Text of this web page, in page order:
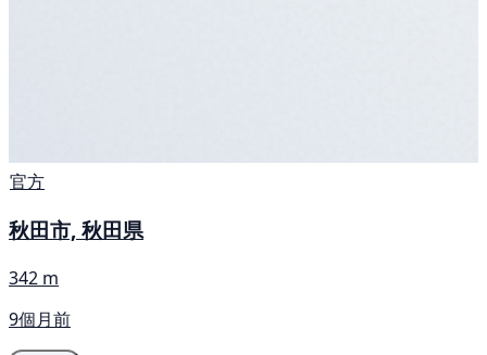
官方
秋田市, 秋田県
342 m
9個月前